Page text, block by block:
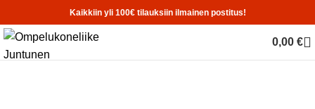
Kaikkiin yli 100€ tilauksiin ilmainen postitus!
0,00 €